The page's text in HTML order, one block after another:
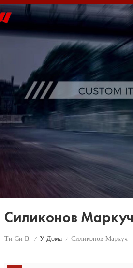
Силиконов Маркуч
Ти Си В: / У Дома / Силиконов Маркуч